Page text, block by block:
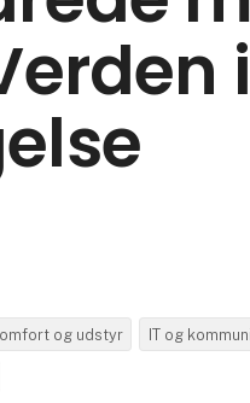
i
og udstyr IT og